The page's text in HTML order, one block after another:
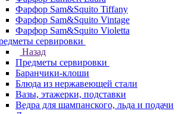
Фарфор Sam&Squito Tiffany
Фарфор Sam&Squito Vintage
Фарфор Sam&Squito Violetta
сервировки
Назад
Предметы сервировки
Баранчики-клоши
Блюда из нержавеющей стали
Вазы, этажерки, подставки
Ведра для шампанского, льда и подачи